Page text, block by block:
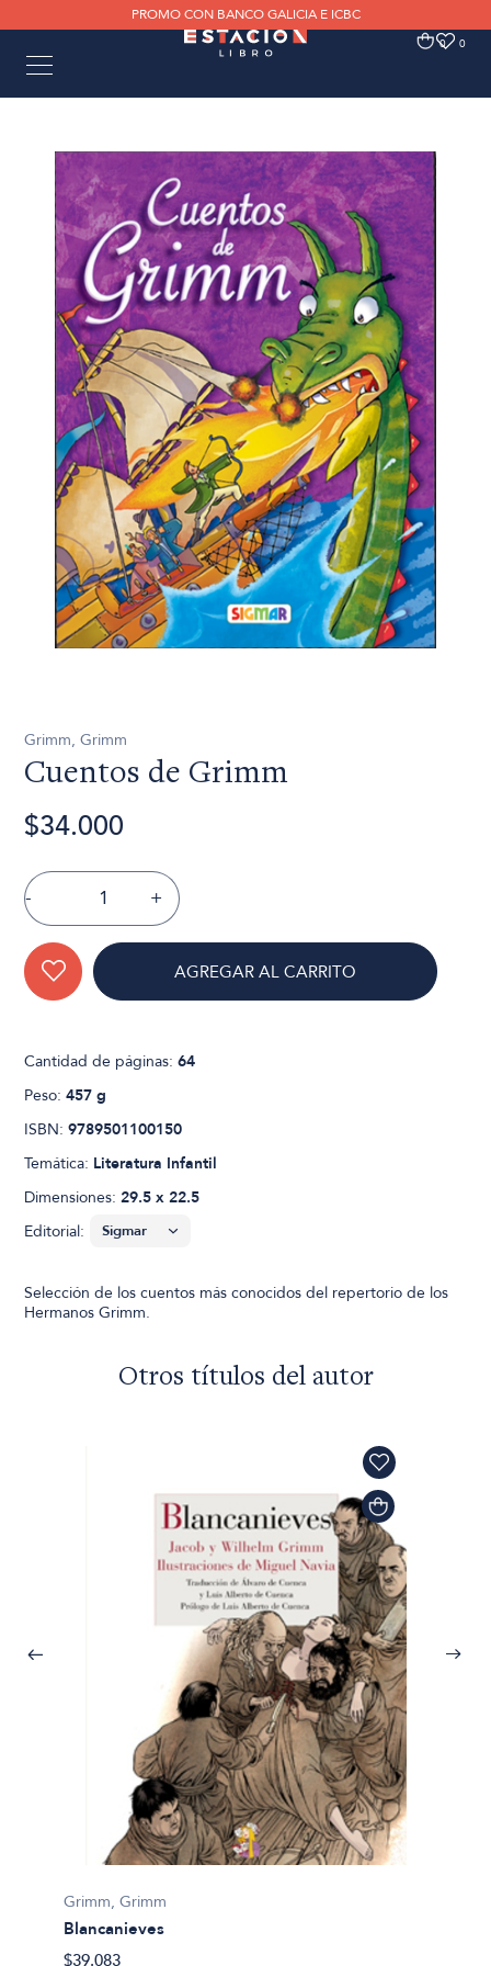
PROMO CON BANCO GALICIA E ICBC
0 0
Grimm, Grimm
Cuentos de Grimm
$34.000
- +
AGREGAR AL CARRITO
Cantidad de páginas:64
Peso:457 g
ISBN:9789501100150
Temática: Literatura Infantil
Dimensiones:29.5 x 22.5
Editorial:
Selección de los cuentos más conocidos del repertorio de los
Hermanos Grimm.
Otros títulos del autor
Grimm, Grimm
Blancanieves
$39.083